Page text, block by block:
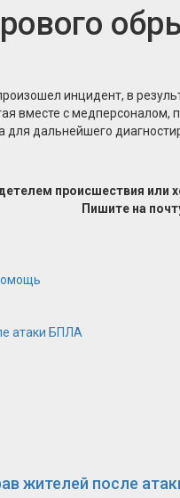
инцидент, в
вместе с
для дальнейшего
происшествия или
Пишите на
атаки БПЛА
жителей после